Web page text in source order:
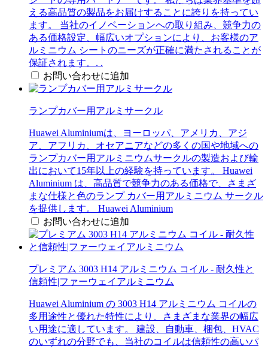
える高品質の製品をお届けすることに誇りを持ってい
ます。 当社のイノベーションへの取り組み、競争力の
ある価格設定、幅広いオプションにより、お客様のア
ルミニウム シートのニーズが正確に満たされることが
保証されます。. .
お問い合わせに追加
ランプカバー用アルミサークル
Huawei Aluminiumは、ヨーロッパ、アメリカ、アジ
ア、アフリカ、オセアニアなどの多くの国や地域への
ランプカバー用アルミニウムサークルの製造および輸
出において15年以上の経験を持っています。 Huawei
Aluminium は、高品質で競争力のある価格で、さまざ
まな仕様と色のランプ カバー用アルミニウム サークル
を提供します。 Huawei Aluminium
お問い合わせに追加
プレミアム 3003 H14 アルミニウム コイル - 耐久性と
信頼性|ファーウェイアルミニウム
Huawei Aluminium の 3003 H14 アルミニウム コイルの
多用途性と優れた特性により、さまざまな業界の幅広
い用途に適しています。 建設、自動車、梱包、HVAC
のいずれの分野でも、当社のコイルは信頼性の高いパ